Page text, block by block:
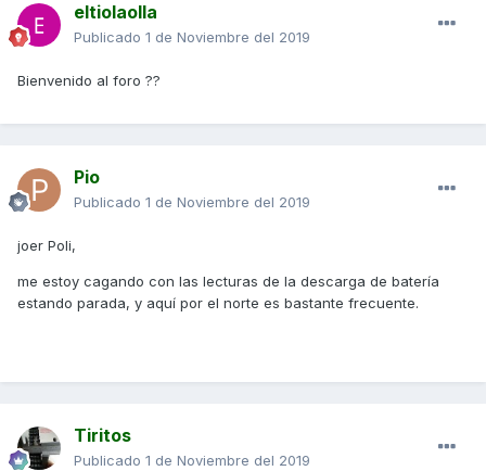
eltiolaolla
Publicado 1 de Noviembre del 2019
Bienvenido al foro ??
Pio
Publicado 1 de Noviembre del 2019
joer Poli,
me estoy cagando con las lecturas de la descarga de batería
estando parada, y aquí por el norte es bastante frecuente.
Tiritos
Publicado 1 de Noviembre del 2019